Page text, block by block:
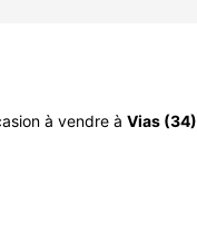
à vendre à Vias (34)